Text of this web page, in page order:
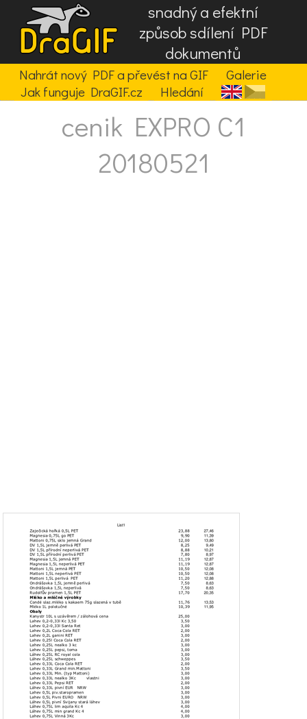
snadný a efektní
způsob sdílení PDF
dokumentů
Nahrát nový PDF a převést na GIF
Galerie
Jak funguje DraGIF.cz
Hledání
cenik EXPRO C1
20180521